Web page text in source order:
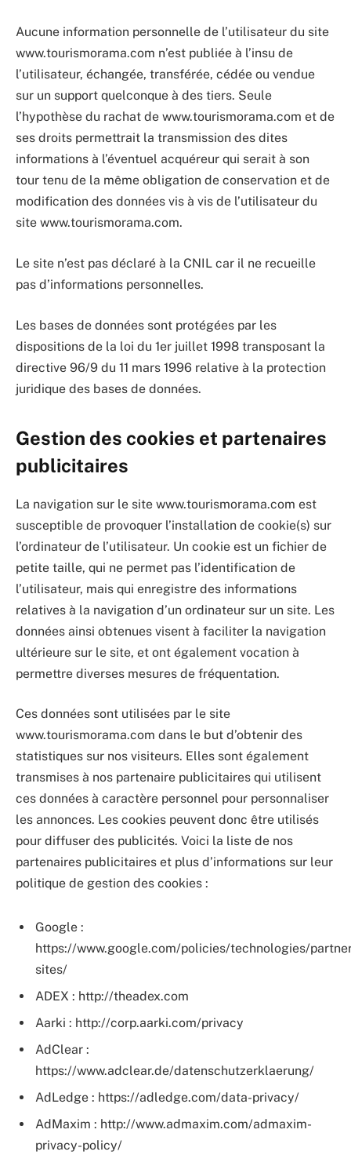
Aucune information personnelle de l’utilisateur du site
www.tourismorama.com n’est publiée à l’insu de
l’utilisateur, échangée, transférée, cédée ou vendue
sur un support quelconque à des tiers. Seule
l’hypothèse du rachat de www.tourismorama.com et de
ses droits permettrait la transmission des dites
informations à l’éventuel acquéreur qui serait à son
tour tenu de la même obligation de conservation et de
modification des données vis à vis de l’utilisateur du
site www.tourismorama.com.
Le site n’est pas déclaré à la CNIL car il ne recueille
pas d’informations personnelles.
Les bases de données sont protégées par les
dispositions de la loi du 1er juillet 1998 transposant la
directive 96/9 du 11 mars 1996 relative à la protection
juridique des bases de données.
Gestion des cookies et partenaires
publicitaires
La navigation sur le site www.tourismorama.com est
susceptible de provoquer l’installation de cookie(s) sur
l’ordinateur de l’utilisateur. Un cookie est un fichier de
petite taille, qui ne permet pas l’identification de
l’utilisateur, mais qui enregistre des informations
relatives à la navigation d’un ordinateur sur un site. Les
données ainsi obtenues visent à faciliter la navigation
ultérieure sur le site, et ont également vocation à
permettre diverses mesures de fréquentation.
Ces données sont utilisées par le site
www.tourismorama.com dans le but d’obtenir des
statistiques sur nos visiteurs. Elles sont également
transmises à nos partenaire publicitaires qui utilisent
ces données à caractère personnel pour personnaliser
les annonces. Les cookies peuvent donc être utilisés
pour diffuser des publicités. Voici la liste de nos
partenaires publicitaires et plus d’informations sur leur
politique de gestion des cookies :
Google :
https://www.google.com/policies/technologies/
sites/
ADEX : http://theadex.com
Aarki : http://corp.aarki.com/privacy
AdClear :
https://www.adclear.de/datenschutzerklaerung/
AdLedge : https://adledge.com/data-privacy/
AdMaxim : http://www.admaxim.com/admaxim-
privacy-policy/